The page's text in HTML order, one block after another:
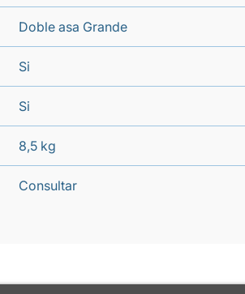
Doble asa Grande
Si
Si
8,5 kg
Consultar